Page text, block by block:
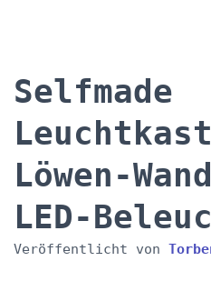
Selfmade
Löwen-
LED-
Veröffentlicht von